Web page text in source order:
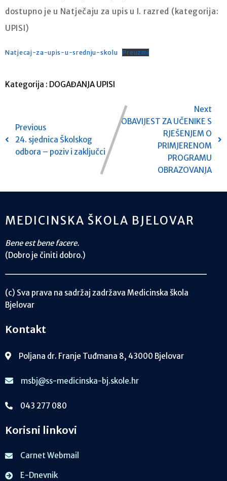
dostupno je u Natječaju za upis u I. razred (kategorija:
UPISI)
Natjecaj-za-upis-u-srednju-skolu Preuzmi
Kategorija : DOGAĐANJA UPISI
Previous
24. sjednica Školskog
odbora – poziv i zaključci
Next
OBAVIJEST ZA UČENIKE S
RJEŠENJEM O
PRIMJERENOM
PROGRAMU
OBRAZOVANJA
MEDICINSKA ŠKOLA BJELOVAR
Bene est bene facere.
(Dobro je činiti dobro.)
(c) Sva prava na sadržaj zadržava Medicinska škola
Bjelovar
Kontakt
Poljana dr. Franje Tuđmana 8, 43000 Bjelovar
msbj@ss-medicinska-bj.skole.hr
043 277 080
Korisni linkovi
Carnet Webmail
E-Dnevnik